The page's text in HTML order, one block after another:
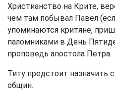
Христианство на Крите,
чем там побывал Павел
упоминаются критяне,
паломниками в День
проповедь апостола Петра.
Титу предстоит назначить
общин.